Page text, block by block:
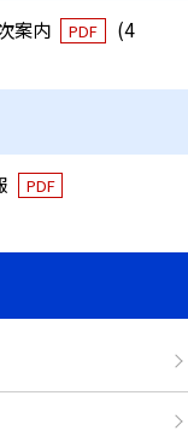
案内 PDF
(4
PDF